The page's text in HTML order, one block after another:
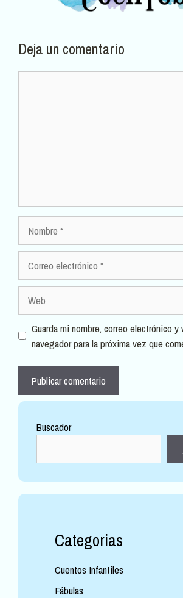
Deja un comentario
electrónico
Guarda mi nombre, correo electrónico
navegador para la próxima vez que
Buscador
Categorias
Cuentos Infantiles
Fábulas